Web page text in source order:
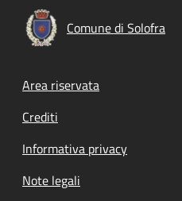
Comune di Solofra
Footer menu
Area riservata
Crediti
Informativa privacy
Note legali